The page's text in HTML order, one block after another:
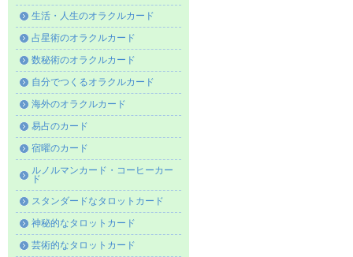
生活・人生のオラクルカード
占星術のオラクルカード
数秘術のオラクルカード
自分でつくるオラクルカード
海外のオラクルカード
易占のカード
宿曜のカード
ルノルマンカード・コーヒーカー
ド
スタンダードなタロットカード
神秘的なタロットカード
芸術的なタロットカード